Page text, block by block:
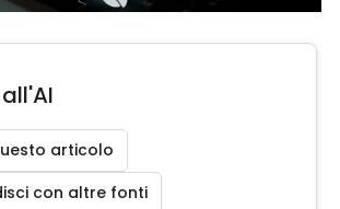
articolo
con altre fonti